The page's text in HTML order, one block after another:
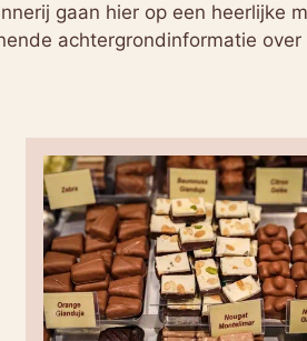
gaan hier op een heerlijke
achtergrondinformatie